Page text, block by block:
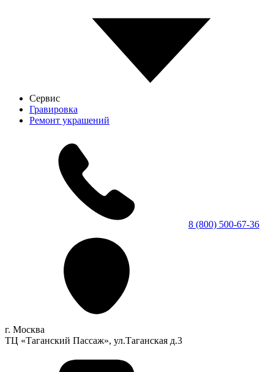
Сервис
Гравировка
Ремонт украшений
8 (800) 500-67-36
г. Москва
ТЦ «Таганский Пассаж», ул.Таганская д.3